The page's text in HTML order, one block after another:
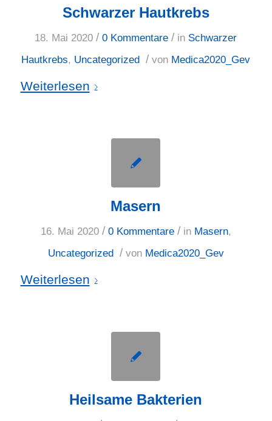
Schwarzer Hautkrebs
18. Mai 2020 / 0 Kommentare / in Schwarzer
Hautkrebs, Uncategorized / von Medica2020_Gev
Weiterlesen
Masern
16. Mai 2020 / 0 Kommentare / in Masern,
Uncategorized / von Medica2020_Gev
Weiterlesen
Heilsame Bakterien